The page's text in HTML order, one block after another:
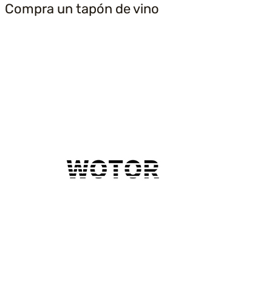
Compra un tapón de vino